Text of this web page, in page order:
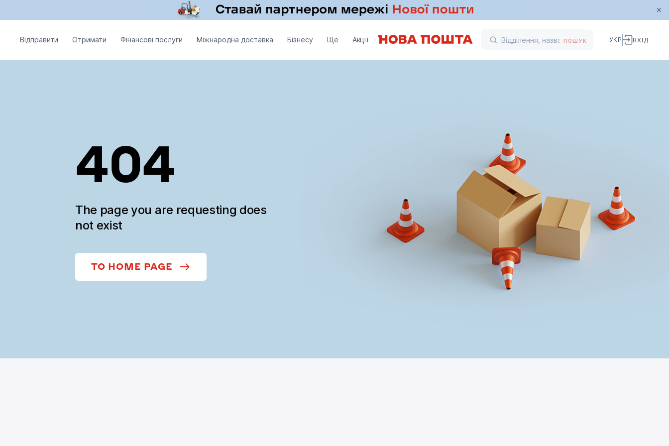
Відправити Отримати Фінансові послуги Міжнародна доставка Бізнесу Ще Акції ПОШУК УКР ВХІД
404
The page you are requesting does
not exist
TO HOME PAGE